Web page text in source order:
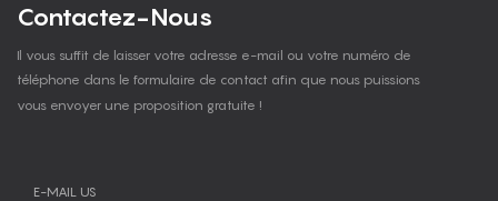
Contactez-Nous
Il vous suffit de laisser votre adresse e-mail ou votre numéro de
téléphone dans le formulaire de contact afin que nous puissions
vous envoyer une proposition gratuite !
E-MAIL US